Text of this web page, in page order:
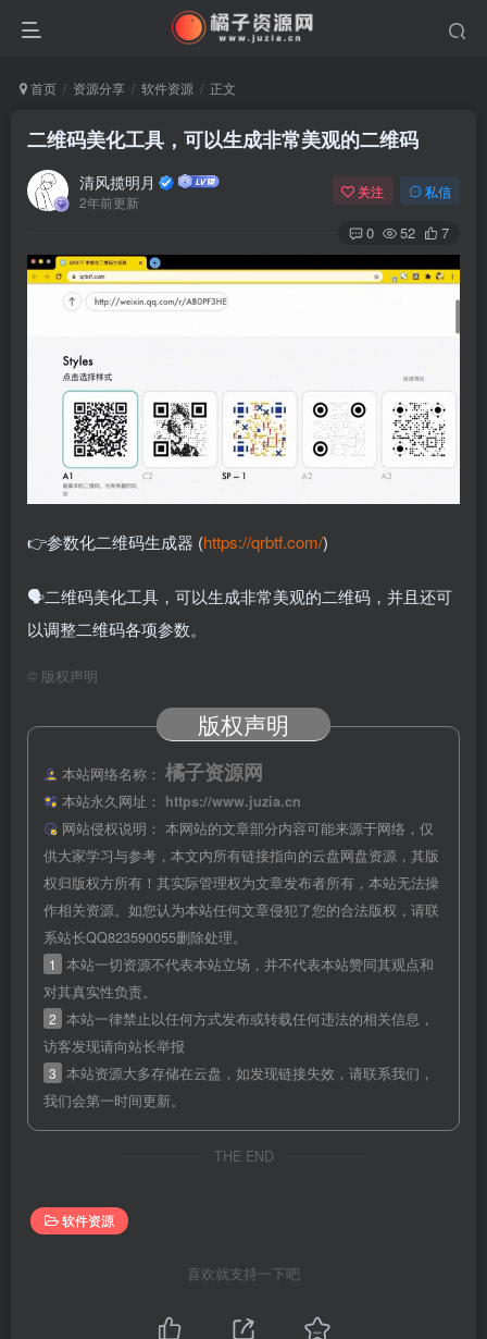
首页 资源分享 软件资源 正文
二维码美化工具，可以生成非常美观的二维码
清风揽明月
2年前更新
关注 私信
0 52 7
👉参数化二维码生成器 (https://qrbtf.com/)
🗣二维码美化工具，可以生成非常美观的二维码，并且还可
以调整二维码各项参数。
© 版权声明
版权声明
本站网络名称： 橘子资源网
本站永久网址：
https://www.juzia.cn
网站侵权说明： 本网站的文章部分内容可能来源于网络，仅
供大家学习与参考，本文内所有链接指向的云盘网盘资源，其版
权归版权方所有！其实际管理权为文章发布者所有，本站无法操
作相关资源。如您认为本站任何文章侵犯了您的合法版权，请联
系站长QQ823590055删除处理。
1
本站一切资源不代表本站立场，并不代表本站赞同其观点和
对其真实性负责。
2 本站一律禁止以任何方式发布或转载任何违法的相关信息，
访客发现请向站长举报
3 本站资源大多存储在云盘，如发现链接失效，请联系我们，
我们会第一时间更新。
THE END
软件资源
喜欢就支持一下吧